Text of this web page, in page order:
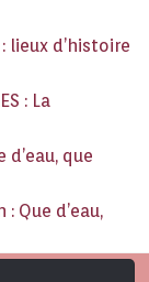
lieux d’histoire
: La
que
Que d’eau,